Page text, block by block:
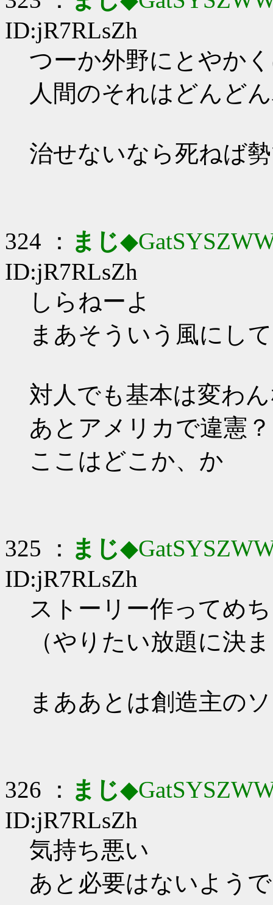
ID:jR7RLsZh
つーか外野にとやか
人間のそれはどんど
治せないなら死ねば
324 ： まじ
ID:jR7RLsZh
しらねーよ
まあそういう風にし
対人でも基本は変わ
あとアメリカで違憲？
ここはどこか、か
325 ： まじ
ID:jR7RLsZh
ストーリー作ってめ
（やりたい放題に決
まああとは創造主の
326 ： まじ
ID:jR7RLsZh
気持ち悪い
あと必要はないようで